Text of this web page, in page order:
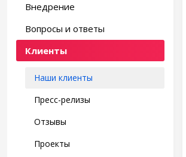
Внедрение
Вопросы и ответы
Клиенты
Наши клиенты
Пресс-релизы
Отзывы
Проекты